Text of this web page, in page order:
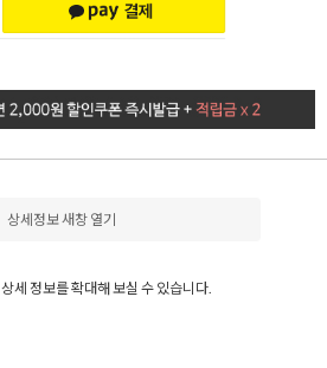
상세정보 새창 열기
상세 정보를 확대해 보실 수 있습니다.